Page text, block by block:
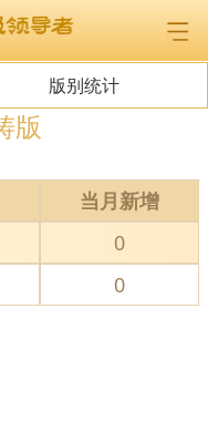
版别统计
版
当月新增
0
0